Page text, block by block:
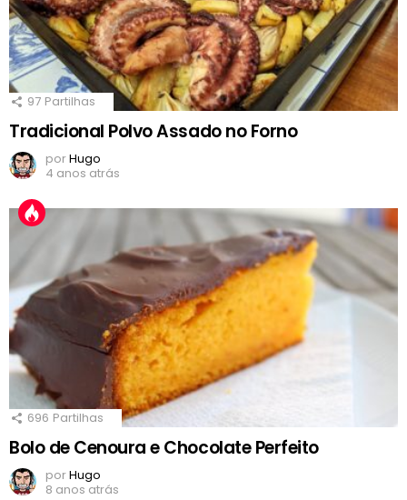
97 Partilhas
Tradicional Polvo Assado no Forno
porHugo
4 anos atrás
696 Partilhas
Bolo de Cenoura e Chocolate Perfeito
porHugo
8 anos atrás